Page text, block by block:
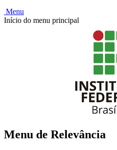
Menu
Início do menu principal
Menu de Relevância